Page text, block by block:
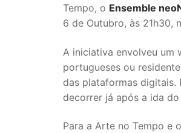
Tempo, o Ensemble
6 de Outubro, às 21h30,
A iniciativa envolveu um
portugueses ou
das plataformas digitais.
decorrer já após a ida
Para a Arte no Tempo e